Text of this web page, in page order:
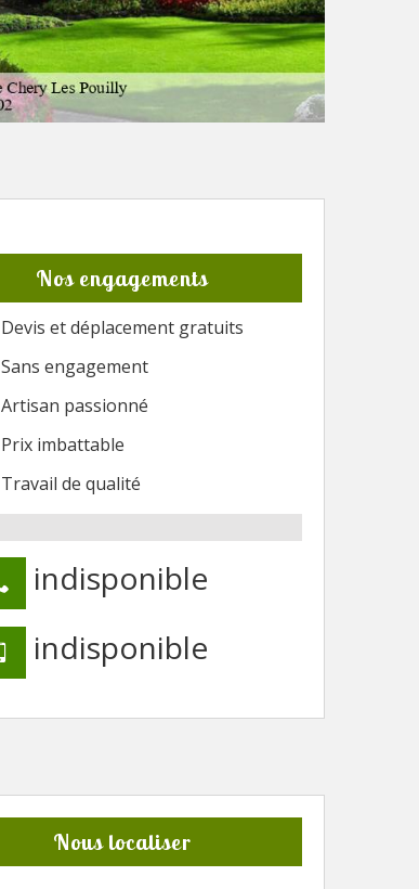
Nos engagements
Devis et déplacement gratuits
Sans engagement
Artisan passionné
Prix imbattable
Travail de qualité
indisponible
indisponible
Nous localiser